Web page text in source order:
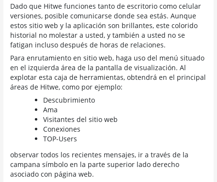
Dado que Hitwe funciones tanto de escritorio como celular
versiones, posible comunicarse donde sea estás. Aunque
estos sitio web y la aplicación son brillantes, este colorido
historial no molestar a usted, y también a usted no se
fatigan incluso después de horas de relaciones.
Para enrutamiento en sitio web, haga uso del menú situado
en el izquierda área de la pantalla de visualización. Al
explotar esta caja de herramientas, obtendrá en el principal
áreas de Hitwe, como por ejemplo:
Descubrimiento
Ama
Visitantes del sitio web
Conexiones
TOP-Users
observar todos los recientes mensajes, ir a través de la
campana símbolo en la parte superior lado derecho
asociado con página web.